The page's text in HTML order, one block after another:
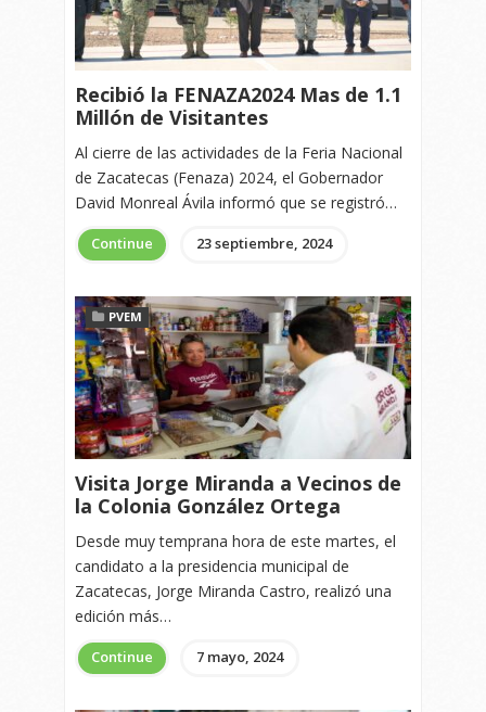
Recibió la FENAZA2024 Mas de 1.1
Millón de Visitantes
Al cierre de las actividades de la Feria Nacional
de Zacatecas (Fenaza) 2024, el Gobernador
David Monreal Ávila informó que se registró…
Continue 23 septiembre, 2024
PVEM
Visita Jorge Miranda a Vecinos de
la Colonia González Ortega
Desde muy temprana hora de este martes, el
candidato a la presidencia municipal de
Zacatecas, Jorge Miranda Castro, realizó una
edición más…
Continue 7 mayo, 2024